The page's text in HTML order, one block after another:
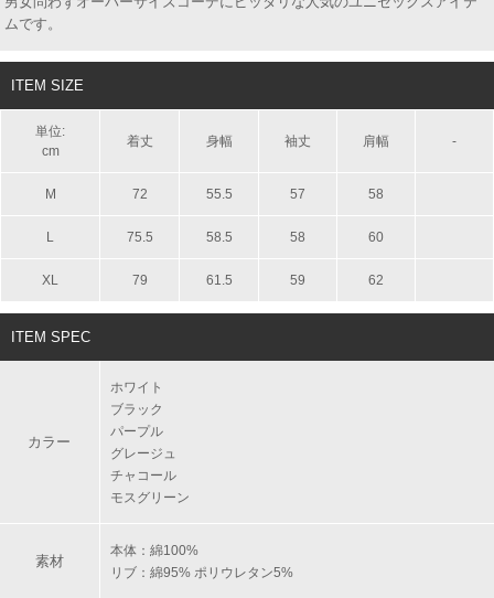
ムです。
ITEM SIZE
単位:
cm
着丈 身幅 袖丈 肩幅 -
M 72 55.5 57 58
L 75.5 58.5 58 60
XL 79 61.5 59 62
ITEM SPEC
カラー
ホワイト
ブラック
パープル
グレージュ
チャコール
モスグリーン
素材
本体：綿100%
リブ：綿95% ポリウレタン5%